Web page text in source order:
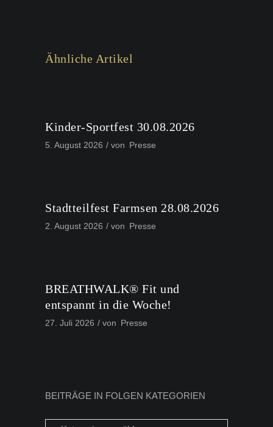
Ähnliche Artikel
Kinder-Sportfest 30.08.2026
5. August 2026 von Presse
Stadtteilfest Farmsen 28.08.2026
2. August 2026 von Presse
BREATHWALK® Fit und
entspannt in die Woche!
27. Juli 2026 von Presse
BEITRÄGE IN FOLGEN KATEGORIEN
Beiträge